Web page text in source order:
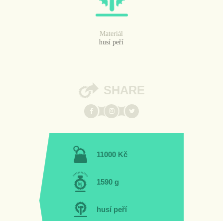
Materiál
husí peří
SHARE
11000 Kč
1590 g
husí peří